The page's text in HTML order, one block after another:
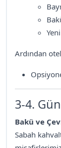
Ardından
3-4. Gün
Bakü ve
Sabah